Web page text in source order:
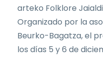
arteko Folklore
Organizado por la
Beurko-Bagatza, el
los días 5 y 6 de